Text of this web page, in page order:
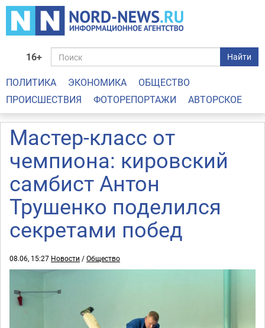
16+ Найти
ПОЛИТИКА ЭКОНОМИКА
ОБЩЕСТВО
ПРОИСШЕСТВИЯ
ФОТОРЕПОРТАЖИ АВТОРСКОЕ
Мастер-класс от
чемпиона: кировский
самбист Антон
Трушенко поделился
секретами побед
08.06, 15:27 Новости /Общество